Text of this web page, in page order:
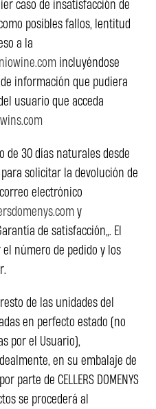
caso de insatisfacción de
posibles fallos, lentitud
a la
incluyéndose
información que pudiera
usuario que acceda
de 30 días naturales desde
solicitar la devolución de
electrónico
y
de satisfacción”. El
número de pedido y los
de las unidades del
en perfecto estado (no
por el Usuario),
en su embalaje de
parte de CELLERS DOMENYS
se procederá al